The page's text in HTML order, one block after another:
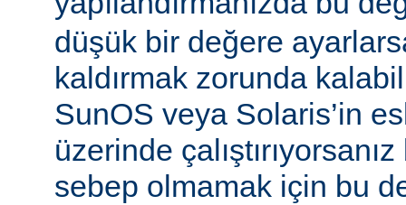
düşük bir değere
kaldırmak zorunda
SunOS veya Solaris’in
üzerinde
sebep olmamak için bu